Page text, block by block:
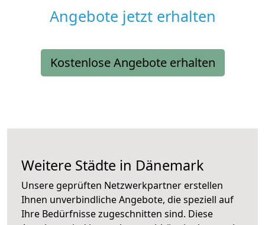
Angebote jetzt erhalten
Kostenlose Angebote erhalten
Weitere Städte in Dänemark
Unsere geprüften Netzwerkpartner erstellen
Ihnen unverbindliche Angebote, die speziell auf
Ihre Bedürfnisse zugeschnitten sind. Diese